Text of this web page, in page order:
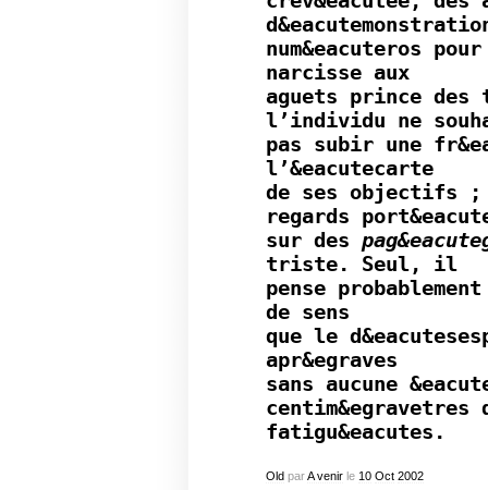
num&eacuteros
narcisse aux
aguets prince
l’individu ne
pas subir une
l’&eacutecarte
de ses objectifs ;
regards
sur des
triste. Seul, il
pense
de sens
que le
apr&egraves
sans aucune
centim&egravetres
fatigu&eacutes.
OldparA venirle 10 Oct 2002